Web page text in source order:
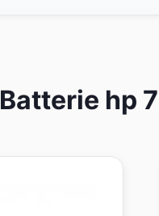
Batterie hp